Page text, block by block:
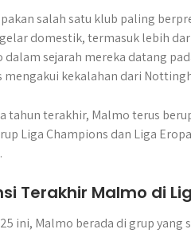
salah satu klub paling
domestik, termasuk lebih
sejarah mereka datang
mengakui kekalahan dari
tahun terakhir, Malmo terus
Liga Champions dan Liga
Terakhir Malmo di
ini, Malmo berada di grup